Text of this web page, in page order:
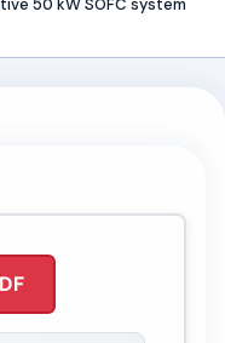
50 kW SOFC system